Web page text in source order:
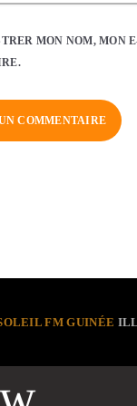
MON NOM, MON
FM GUINÉE